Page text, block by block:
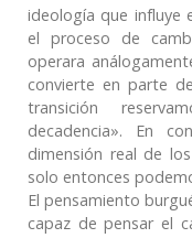
ideología que influye
el proceso de
operara
convierte en parte
transición
decadencia». En
dimensión real de
solo entonces
El pensamiento
capaz de pensar el